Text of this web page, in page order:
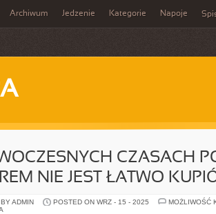
Archiwum Jedzenie Kategorie Napoje
CZASACH
NIE JEST ŁATWO
ADMIN POSTED ON WRZ - 15 - 2025
MOŻLIWOŚĆ